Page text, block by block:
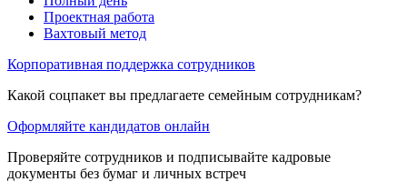
Проектная работа
Вахтовый метод
Корпоративная поддержка сотрудников
Какой соцпакет вы предлагаете семейным сотрудникам?
Оформляйте кандидатов онлайн
Проверяйте сотрудников и подписывайте кадровые
документы без бумаг и личных встреч